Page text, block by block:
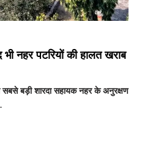
नहर पटरियों की हालत खराब
बड़ी शारदा सहायक नहर के अनुरक्षण